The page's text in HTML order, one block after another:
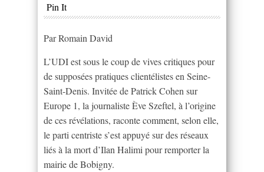
Pin It
Par Romain David
L’UDI est sous le coup de vives critiques pour
de supposées pratiques clientélistes en Seine-
Saint-Denis. Invitée de Patrick Cohen sur
Europe 1, la journaliste Ève Szeftel, à l’origine
de ces révélations, raconte comment, selon elle,
le parti centriste s’est appuyé sur des réseaux
liés à la mort d’Ilan Halimi pour remporter la
mairie de Bobigny.